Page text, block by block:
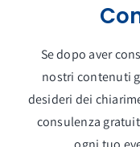
Se dopo aver
nostri contenuti
desideri dei
consulenza